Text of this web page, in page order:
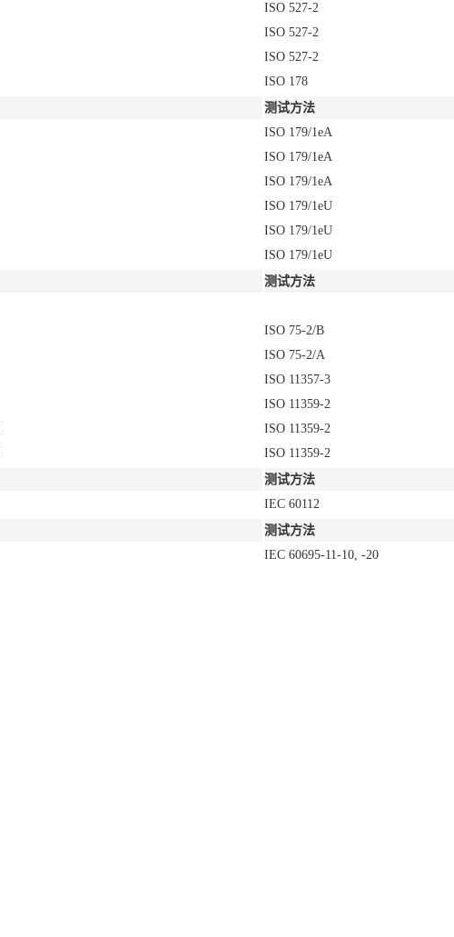
ISO 527-2
ISO 527-2
ISO 527-2
ISO 178
测试方法
ISO 179/1eA
ISO 179/1eA
ISO 179/1eA
ISO 179/1eU
ISO 179/1eU
ISO 179/1eU
测试方法
ISO 75-2/B
ISO 75-2/A
ISO 11357-3
ISO 11359-2
ISO 11359-2
ISO 11359-2
测试方法
IEC 60112
测试方法
IEC 60695-11-10, -20